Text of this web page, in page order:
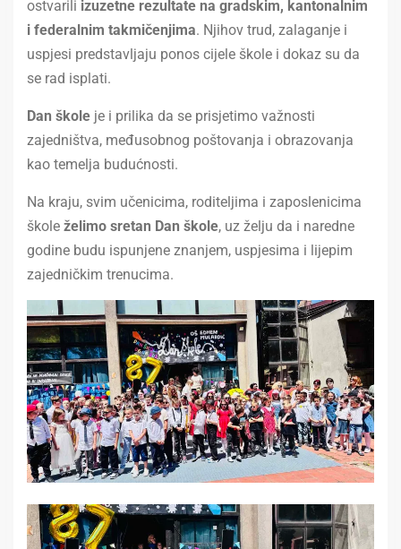
ostvarili izuzetne rezultate na gradskim, kantonalnim
i federalnim takmičenjima. Njihov trud, zalaganje i
uspjesi predstavljaju ponos cijele škole i dokaz su da
se rad isplati.
Dan škole je i prilika da se prisjetimo važnosti
zajedništva, međusobnog poštovanja i obrazovanja
kao temelja budućnosti.
Na kraju, svim učenicima, roditeljima i zaposlenicima
škole želimo sretan Dan škole, uz želju da i naredne
godine budu ispunjene znanjem, uspjesima i lijepim
zajedničkim trenucima.